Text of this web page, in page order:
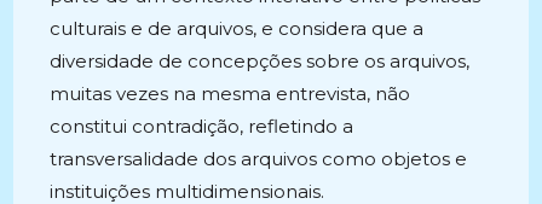
culturais e de arquivos, e considera que a
diversidade de concepções sobre os arquivos,
muitas vezes na mesma entrevista, não
constitui contradição, refletindo a
transversalidade dos arquivos como objetos e
instituições multidimensionais.